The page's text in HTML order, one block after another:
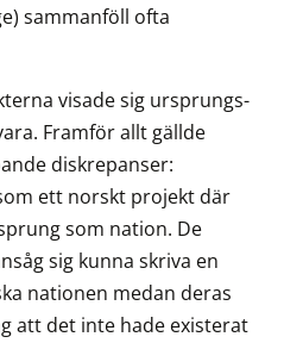
sammanföll ofta
visade sig ursprungs-
Framför allt gällde
diskrepanser:
ett norskt projekt där
som nation. De
sig kunna skriva en
nationen medan deras
att det inte hade existerat